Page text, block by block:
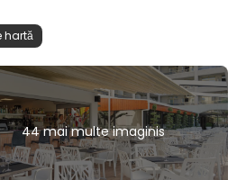
hartă
44 mai multe imaginis